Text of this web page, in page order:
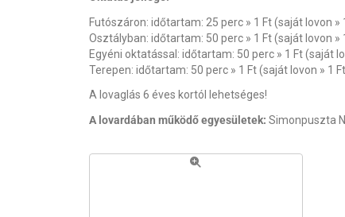
Futószáron: időtartam: 25 perc » 1 Ft (saját lovon »
Osztályban: időtartam: 50 perc » 1 Ft (saját lovon »
Egyéni oktatással: időtartam: 50 perc » 1 Ft (saját
Terepen: időtartam: 50 perc » 1 Ft (saját lovon » 1
A lovaglás 6 éves kortól lehetséges!
A lovardában működő egyesületek: Simonpuszta